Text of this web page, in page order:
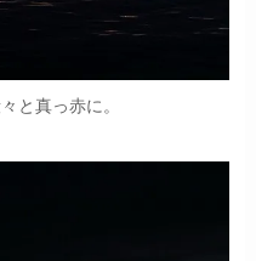
と真っ赤に。